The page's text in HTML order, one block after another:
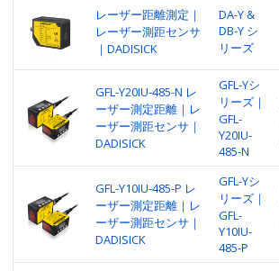
レーザー距離測定｜
レーザー測距センサ
｜DADISICK
DA-Y &
DB-Y シ
リーズ
GFL-Y20IU-485-N レ
ーザー測定距離｜レ
ーザー測距センサ｜
DADISICK
GFL-Yシ
リーズ｜
GFL-
Y20IU-
485-N
GFL-Y10IU-485-P レ
ーザー測定距離｜レ
ーザー測距センサ｜
DADISICK
GFL-Yシ
リーズ｜
GFL-
Y10IU-
485-P